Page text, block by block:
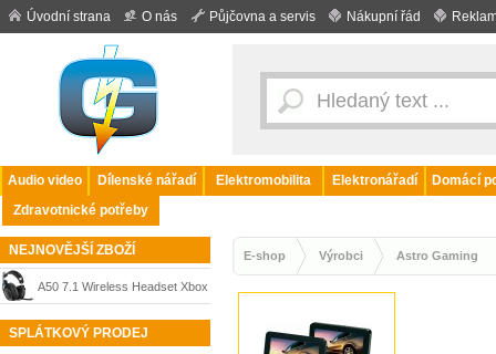
Úvodní strana O nás Půjčovna a servis Nákupní řád
Audio video Dílenské nářadí Elektromobilita Elektronářadí
Domácí
Zdravotnické potřeby
NEJNOVĚJŠÍ ZBOŽÍ
A50 7.1 Wireless Headset Xbox
One - black Astro Gaming
SPLÁTKOVÝ PRODEJ
E-shop Výrobci Astro Gaming